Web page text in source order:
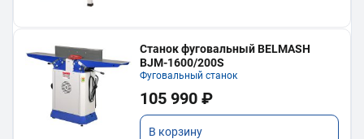
Станок фуговальный BELMASH
BJM-1600/200S
Фуговальный станок
105 990 ₽
В корзину